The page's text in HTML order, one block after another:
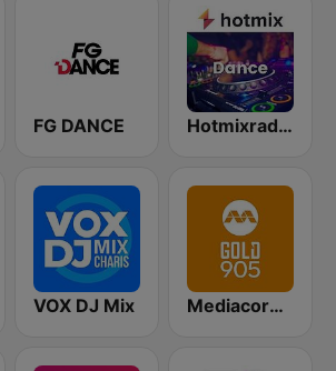
FG DANCE Hotmixradio Dance
VOX DJ Mix Mediacorp GOLD 905